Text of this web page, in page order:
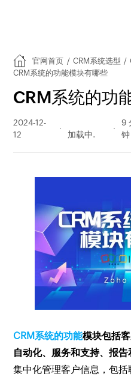
官网首页 / CRM系统选型 /
CRM系统的功能模块有哪些
CRM系统的功
2024-12-
12
量
9
钟
CRM系统的功能模块包括
自动化、服务和支持、报
集中化管理客户信息，包括